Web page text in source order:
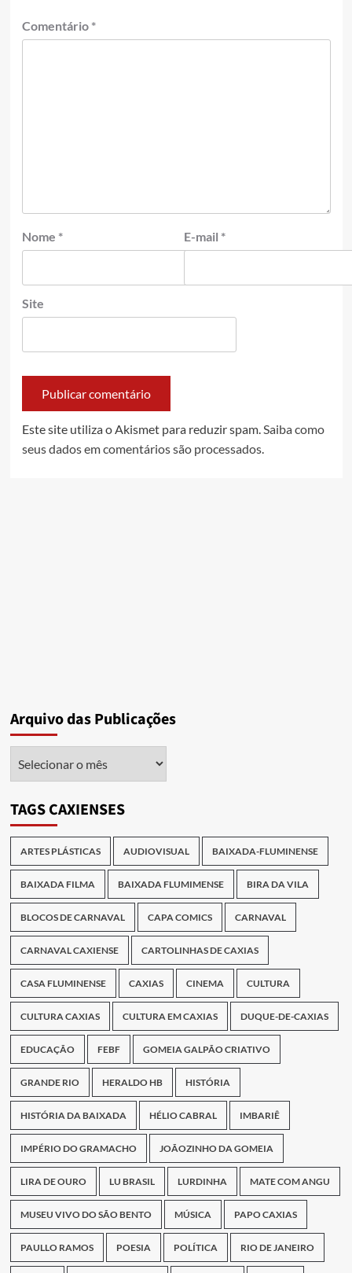
Comentário *
Nome * E-mail *
Site
Este site utiliza o Akismet para reduzir spam.Saiba como
seus dados em comentários são processados.
Arquivo das Publicações
TAGS CAXIENSES
ARTES PLÁSTICAS AUDIOVISUAL BAIXADA-FLUMINENSE
BAIXADA FILMA BAIXADA FLUMIMENSE BIRA DA VILA
BLOCOS DE CARNAVAL CAPA COMICS CARNAVAL
CARNAVAL CAXIENSE CARTOLINHAS DE CAXIAS
CASA FLUMINENSE CAXIAS CINEMA CULTURA
CULTURA CAXIAS CULTURA EM CAXIAS DUQUE-DE-CAXIAS
EDUCAÇÃO FEBF GOMEIA GALPÃO CRIATIVO
GRANDE RIO HERALDO HB HISTÓRIA
HISTÓRIA DA BAIXADA HÉLIO CABRAL IMBARIÊ
IMPÉRIO DO GRAMACHO JOÃOZINHO DA GOMEIA
LIRA DE OURO LU BRASIL LURDINHA MATE COM ANGU
MUSEU VIVO DO SÃO BENTO MÚSICA PAPO CAXIAS
PAULLO RAMOS POESIA POLÍTICA RIO DE JANEIRO